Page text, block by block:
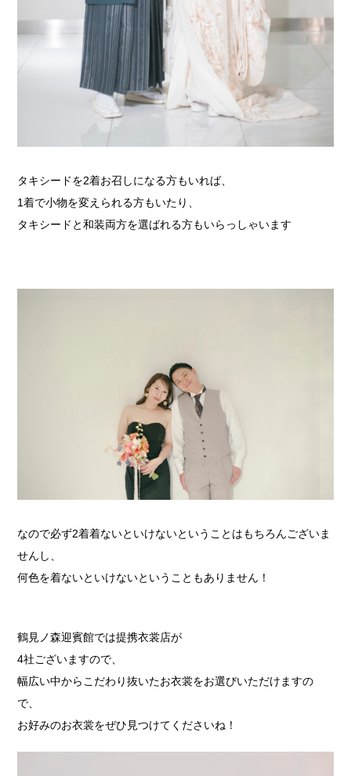
タキシードを2着お召しになる方もいれば、
1着で小物を変えられる方もいたり、
タキシードと和装両方を選ばれる方もいらっしゃいます
なので必ず2着着ないといけないということはもちろんございま
せんし、
何色を着ないといけないということもありません！
鶴見ノ森迎賓館では提携衣裳店が
4社ございますので、
幅広い中からこだわり抜いたお衣裳をお選びいただけますの
で、
お好みのお衣裳をぜひ見つけてくださいね！